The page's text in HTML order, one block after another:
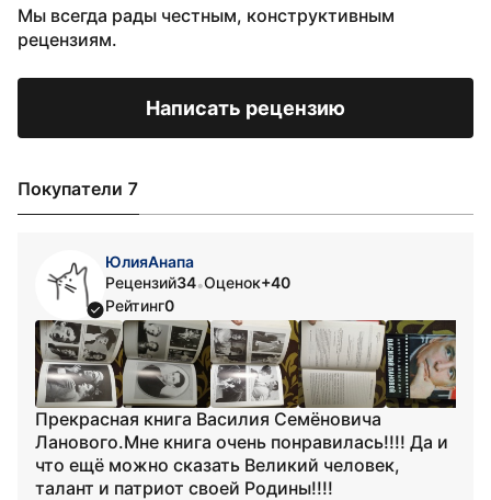
Мы всегда рады честным, конструктивным
рецензиям.
Написать рецензию
Покупатели 7
ЮлияАнапа
Рецензий34•Оценок+40
Рейтинг0
Прекрасная книга Василия Семёновича
Ланового.Мне книга очень понравилась!!!! Да и
что ещё можно сказать Великий человек,
талант и патриот своей Родины!!!!